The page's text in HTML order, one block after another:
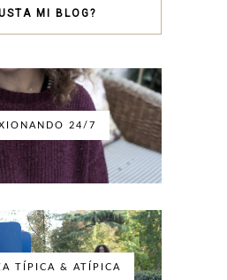
MI BLOG?
24/7
TÍPICA & ATÍPICA